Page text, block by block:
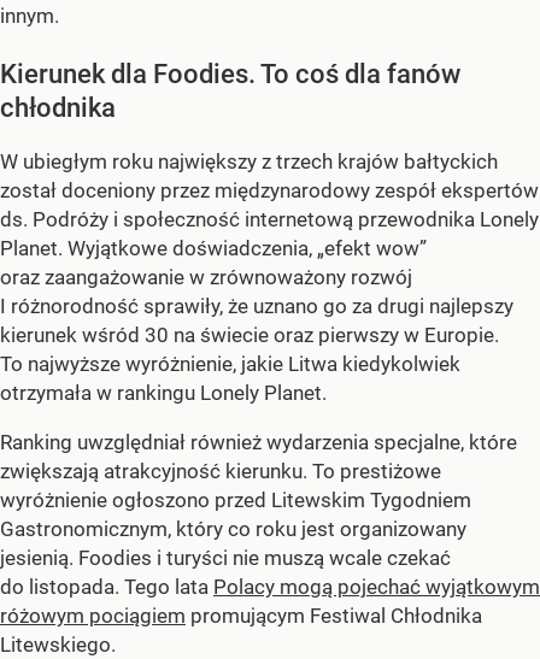
innym.
Kierunek dla Foodies. To coś dla fanów
chłodnika
W ubiegłym roku największy z trzech krajów bałtyckich
został doceniony przez międzynarodowy zespół ekspertów
ds. Podróży i społeczność internetową przewodnika Lonely
Planet. Wyjątkowe doświadczenia, „efekt wow”
oraz zaangażowanie w zrównoważony rozwój
I różnorodność sprawiły, że uznano go za drugi najlepszy
kierunek wśród 30 na świecie oraz pierwszy w Europie.
To najwyższe wyróżnienie, jakie Litwa kiedykolwiek
otrzymała w rankingu Lonely Planet.
Ranking uwzględniał również wydarzenia specjalne, które
zwiększają atrakcyjność kierunku. To prestiżowe
wyróżnienie ogłoszono przed Litewskim Tygodniem
Gastronomicznym, który co roku jest organizowany
jesienią. Foodies i turyści nie muszą wcale czekać
do listopada. Tego lata Polacy mogą pojechać wyjątkowym
różowym pociągiem promującym Festiwal Chłodnika
Litewskiego.